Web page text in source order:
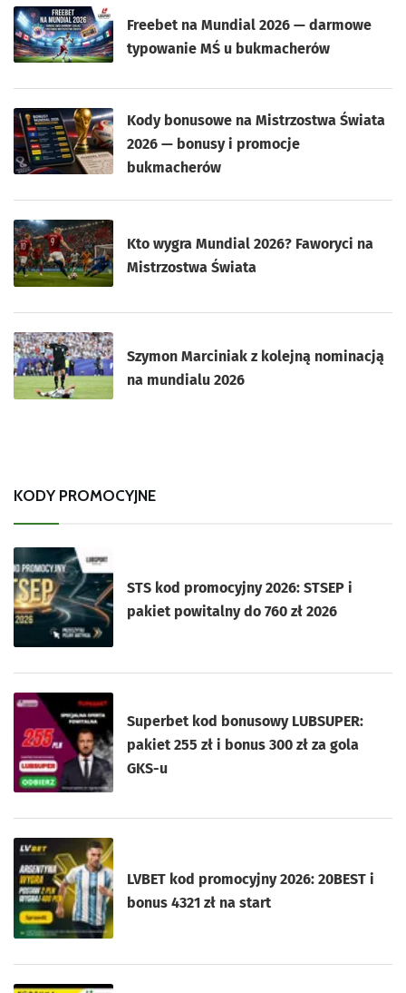
Freebet na Mundial 2026 — darmowe
typowanie MŚ u bukmacherów
Kody bonusowe na Mistrzostwa Świata
2026 — bonusy i promocje
bukmacherów
Kto wygra Mundial 2026? Faworyci na
Mistrzostwa Świata
Szymon Marciniak z kolejną nominacją
na mundialu 2026
KODY PROMOCYJNE
STS kod promocyjny 2026: STSEP i
pakiet powitalny do 760 zł 2026
Superbet kod bonusowy LUBSUPER:
pakiet 255 zł i bonus 300 zł za gola
GKS-u
LVBET kod promocyjny 2026: 20BEST i
bonus 4321 zł na start